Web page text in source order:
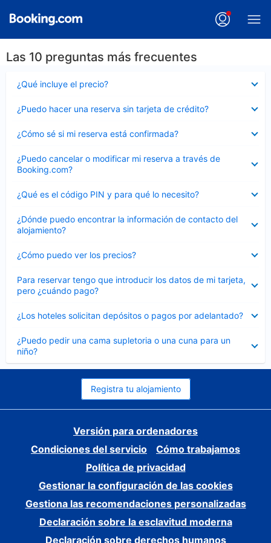
Las 10 preguntas más frecuentes
¿Qué incluye el precio?
cerrado
¿Puedo hacer una reserva sin tarjeta de crédito?
cerrado
¿Cómo sé si mi reserva está confirmada?
cerrado
¿Puedo cancelar o modificar mi reserva a través de
Booking.com?
cerrado
¿Qué es el código PIN y para qué lo necesito?
cerrado
¿Dónde puedo encontrar la información de contacto del
alojamiento?
cerrado
¿Cómo puedo ver los precios?
cerrado
Para reservar tengo que introducir los datos de mi tarjeta,
pero ¿cuándo pago?
cerrado
¿Los hoteles solicitan depósitos o pagos por adelantado?
cerrado
¿Puedo pedir una cama supletoria o una cuna para un
niño?
cerrado
Registra tu alojamiento
Versión para ordenadores
Condiciones del servicio
Cómo trabajamos
Política de privacidad
Gestionar la configuración de las cookies
Gestiona las recomendaciones personalizadas
Declaración sobre la esclavitud moderna
Declaración sobre derechos humanos